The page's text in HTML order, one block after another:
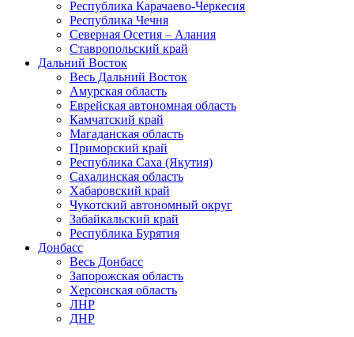
Республика Карачаево-Черкесия
Республика Чечня
Северная Осетия – Алания
Ставропольский край
Дальний Восток
Весь Дальний Восток
Амурская область
Еврейская автономная область
Камчатский край
Магаданская область
Приморский край
Республика Саха (Якутия)
Сахалинская область
Хабаровский край
Чукотский автономный округ
Забайкальский край
Республика Бурятия
Донбасс
Весь Донбасс
Запорожская область
Херсонская область
ЛНР
ДНР